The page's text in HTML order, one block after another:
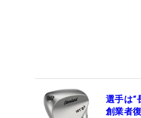
選手は“
創業者